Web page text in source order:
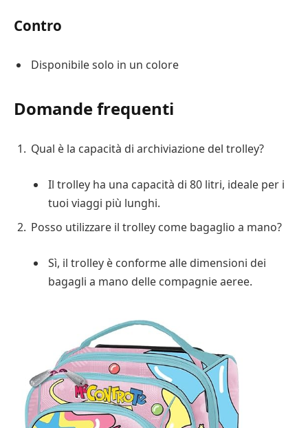
Contro
Disponibile solo in un colore
Domande frequenti
Qual è la capacità di archiviazione del trolley?
Il trolley ha una capacità di 80 litri, ideale per i
tuoi viaggi più lunghi.
Posso utilizzare il trolley come bagaglio a mano?
Sì, il trolley è conforme alle dimensioni dei
bagagli a mano delle compagnie aeree.